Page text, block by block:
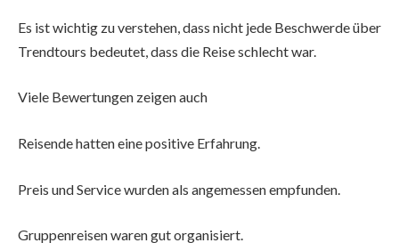
Es ist wichtig zu verstehen, dass nicht jede Beschwerde über
Trendtours bedeutet, dass die Reise schlecht war.
Viele Bewertungen zeigen auch
Reisende hatten eine positive Erfahrung.
Preis und Service wurden als angemessen empfunden.
Gruppenreisen waren gut organisiert.